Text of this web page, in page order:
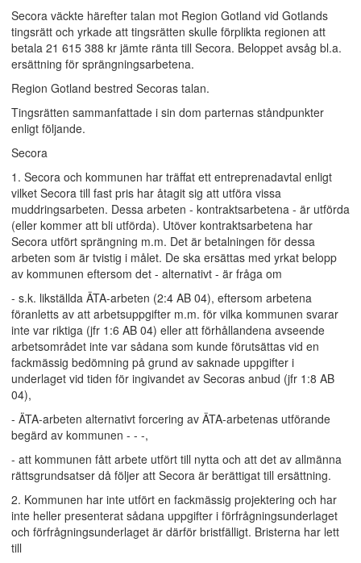
Secora väckte härefter talan mot Region Gotland vid Gotlands
tingsrätt och yrkade att tingsrätten skulle förplikta regionen att
betala 21 615 388 kr jämte ränta till Secora. Beloppet avsåg bl.a.
ersättning för sprängningsarbetena.
Region Gotland bestred Secoras talan.
Tingsrätten sammanfattade i sin dom parternas ståndpunkter
enligt följande.
Secora
1. Secora och kommunen har träffat ett entreprenadavtal enligt
vilket Secora till fast pris har åtagit sig att utföra vissa
muddringsarbeten. Dessa arbeten - kontraktsarbetena - är utförda
(eller kommer att bli utförda). Utöver kontraktsarbetena har
Secora utfört sprängning m.m. Det är betalningen för dessa
arbeten som är tvistig i målet. De ska ersättas med yrkat belopp
av kommunen eftersom det - alternativt - är fråga om
- s.k. likställda ÄTA-arbeten (2:4 AB 04), eftersom arbetena
föranletts av att arbetsuppgifter m.m. för vilka kommunen svarar
inte var riktiga (jfr 1:6 AB 04) eller att förhållandena avseende
arbetsområdet inte var sådana som kunde förutsättas vid en
fackmässig bedömning på grund av saknade uppgifter i
underlaget vid tiden för ingivandet av Secoras anbud (jfr 1:8 AB
04),
- ÄTA-arbeten alternativt forcering av ÄTA-arbetenas utförande
begärd av kommunen - - -,
- att kommunen fått arbete utfört till nytta och att det av allmänna
rättsgrundsatser då följer att Secora är berättigat till ersättning.
2. Kommunen har inte utfört en fackmässig projektering och har
inte heller presenterat sådana uppgifter i förfrågningsunderlaget
och förfrågningsunderlaget är därför bristfälligt. Bristerna har lett
till